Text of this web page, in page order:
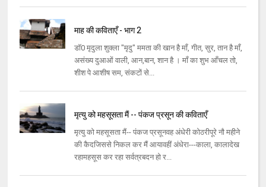
माह की कविताएँ - भाग 2
डॉ0 मृदुला शुक्ला "मृदु" ममता की खान है माँ, गीत, सुर, तान है माँ,
असंख्य दुआओं वाली, आन,बान, शान है । माँ का शुभ आँचल तो,
शीश पे आशीष सम, संकटों से...
मृत्यु को महसूसता मैं -- पंकज प्रसून की कविताएँ
मृत्यु को महसूसता मैं-- पंकज प्रसूनवह अंधेरी कोठरीपूरे नौ महीने
की कैदजिससे निकल कर मैं आयावहीं अंधेरा---काला, कालादेख
रहामहसूस कर रहा सर्वत्रबदन हो र...